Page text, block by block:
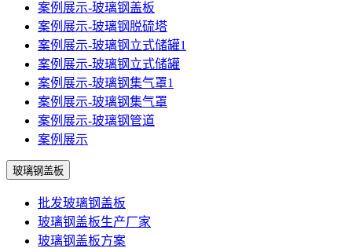
案例展示-玻璃钢盖板
案例展示-玻璃钢脱硫塔
案例展示-玻璃钢立式储罐1
案例展示-玻璃钢立式储罐
案例展示-玻璃钢集气罩1
案例展示-玻璃钢集气罩
案例展示-玻璃钢管道
案例展示
玻璃钢盖板
批发玻璃钢盖板
玻璃钢盖板生产厂家
玻璃钢盖板方案